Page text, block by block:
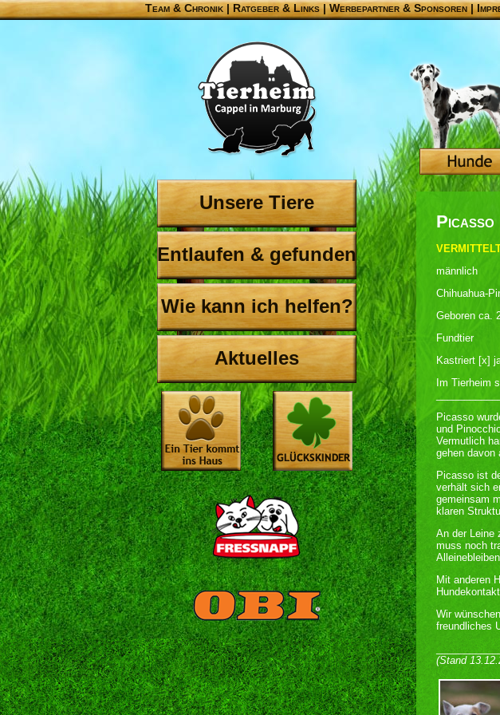
Team & Chronik |Ratgeber & Links|Werbepartner & Sponsoren|
Unsere Tiere
Entlaufen & gefunden
Wie kann ich helfen?
Aktuelles
Picasso
männlich
Chihuahua-
Geboren ca.
Fundtier
Kastriert [x]
Im Tierheim
Picasso
und
Vermutlich
gehen davon
Picasso ist
verhält sich
gemeinsam
klaren
An der Leine
muss noch
Mit anderen
Wir
freundliches
(Stand